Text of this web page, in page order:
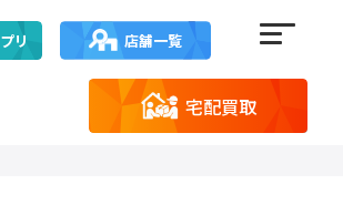
リ 店舗一覧
宅配買取